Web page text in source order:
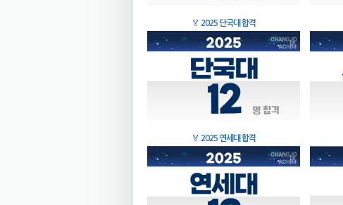
🏅 2025 단국대 합격
🏅 2025 연세대 합격